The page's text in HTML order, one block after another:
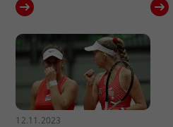
12.11.2023